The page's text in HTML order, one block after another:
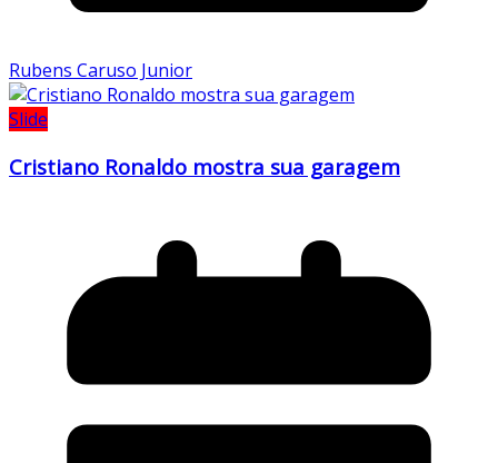
Rubens Caruso Junior
Slide
Cristiano Ronaldo mostra sua garagem